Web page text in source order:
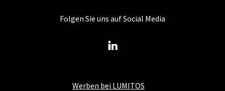
Werben bei LUMITOS
Folgen Sie uns auf Social Media